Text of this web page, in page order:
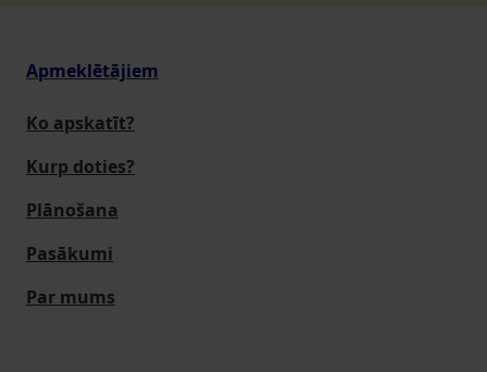
Apmeklētājiem
Ko apskatīt?
Kurp doties?
Plānošana
Pasākumi
Par mums